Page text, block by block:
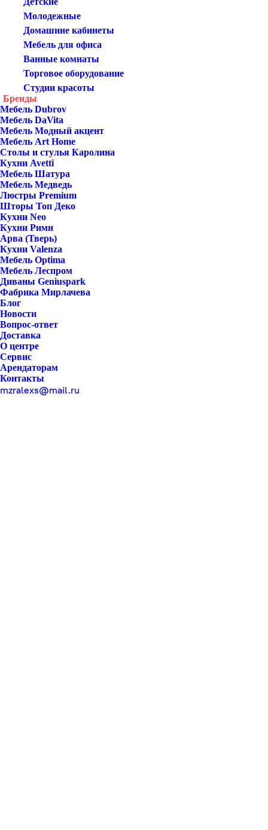
Молодежные
Домашние кабинеты
Мебель для офиса
Ванные комнаты
Торговое оборудование
Студии красоты
Бренды
Мебель Dubrov
Мебель DaVita
Мебель Модный акцент
Мебель Art Home
Столы и стулья Каролина
Кухни Avetti
Мебель Шатура
Мебель Медведь
Люстры Premium
Шторы Топ Деко
Кухни Neo
Кухни Рими
Арва (Тверь)
Кухни Valenza
Мебель Optima
Мебель Леспром
Диваны Geniuspark
Фабрика Мирлачева
Блог
Новости
Вопрос-ответ
Доставка
О центре
Сервис
Арендаторам
Контакты
mzralexs@mail.ru